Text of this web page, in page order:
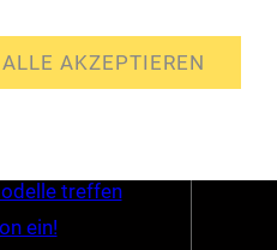
ALLE AKZEPTIEREN